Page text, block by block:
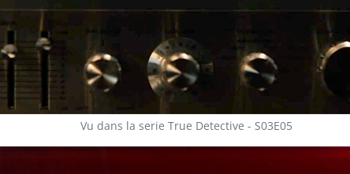
Vu dans la serie True Detective - S03E05